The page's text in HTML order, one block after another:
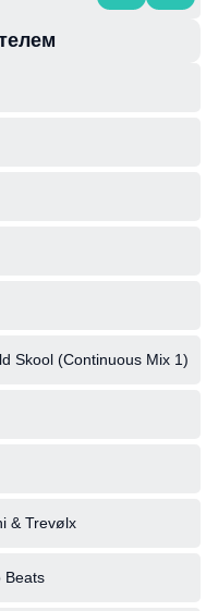
Skool (Continuous Mix 1)
& Trevølx
Beats